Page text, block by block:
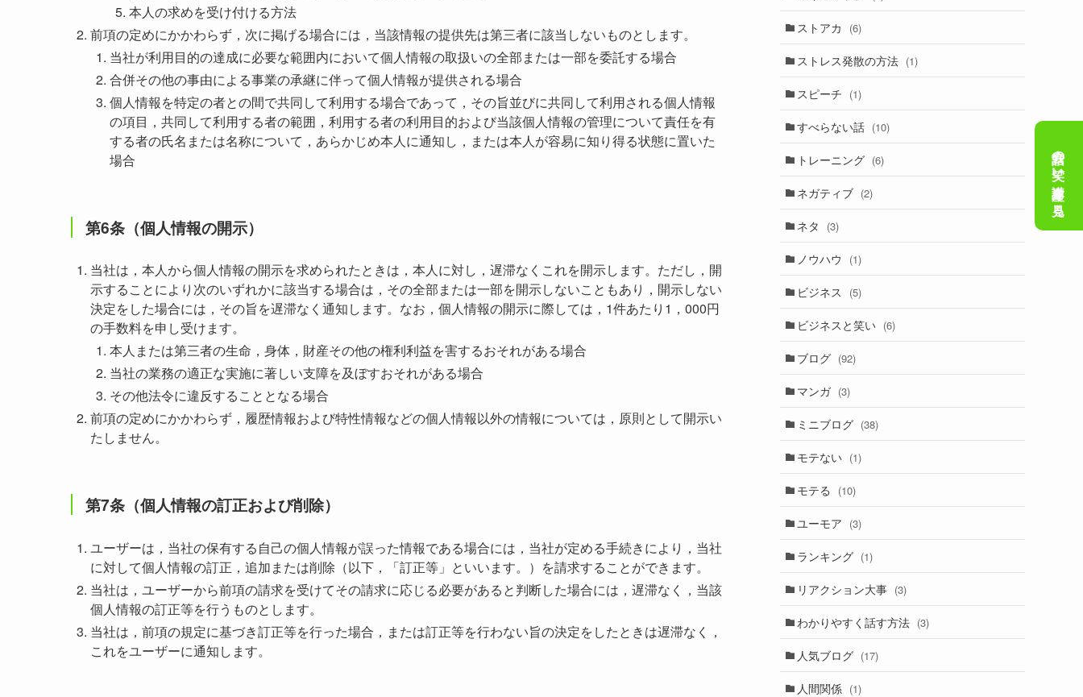
本人の求めを受け付ける方法
前項の定めにかかわらず，次に掲げる場合には，当該情報の提供先は第三者に該当しないものとします。
当社が利用目的の達成に必要な範囲内において個人情報の取扱いの全部または一部を委託する場合
合併その他の事由による事業の承継に伴って個人情報が提供される場合
個人情報を特定の者との間で共同して利用する場合であって，その旨並びに共同して利用される個人情報
の項目，共同して利用する者の範囲，利用する者の利用目的および当該個人情報の管理について責任を有
する者の氏名または名称について，あらかじめ本人に通知し，または本人が容易に知り得る状態に置いた
場合
第6条（個人情報の開示）
当社は，本人から個人情報の開示を求められたときは，本人に対し，遅滞なくこれを開示します。ただし，開
示することにより次のいずれかに該当する場合は，その全部または一部を開示しないこともあり，開示しない
決定をした場合には，その旨を遅滞なく通知します。なお，個人情報の開示に際しては，1件あたり1，000円
の手数料を申し受けます。
本人または第三者の生命，身体，財産その他の権利利益を害するおそれがある場合
当社の業務の適正な実施に著しい支障を及ぼすおそれがある場合
その他法令に違反することとなる場合
前項の定めにかかわらず，履歴情報および特性情報などの個人情報以外の情報については，原則として開示い
たしません。
第7条（個人情報の訂正および削除）
ユーザーは，当社の保有する自己の個人情報が誤った情報である場合には，当社が定める手続きにより，当社
に対して個人情報の訂正，追加または削除（以下，「訂正等」といいます。）を請求することができます。
当社は，ユーザーから前項の請求を受けてその請求に応じる必要があると判断した場合には，遅滞なく，当該
個人情報の訂正等を行うものとします。
当社は，前項の規定に基づき訂正等を行った場合，または訂正等を行わない旨の決定をしたときは遅滞なく，
これをユーザーに通知します。
ストアカ (6)
ストレス発散の方法 (1)
スピーチ (1)
すべらない話 (10)
トレーニング (6)
ネガティブ (2)
ネタ (3)
ノウハウ (1)
ビジネス (5)
ビジネスと笑い (6)
ブログ (92)
マンガ (3)
ミニブログ (38)
モテない (1)
モテる (10)
ユーモア (3)
ランキング (1)
リアクション大事 (3)
わかりやすく話す方法 (3)
人気ブログ (17)
人間関係 (1)
会話の笑い講座を見る